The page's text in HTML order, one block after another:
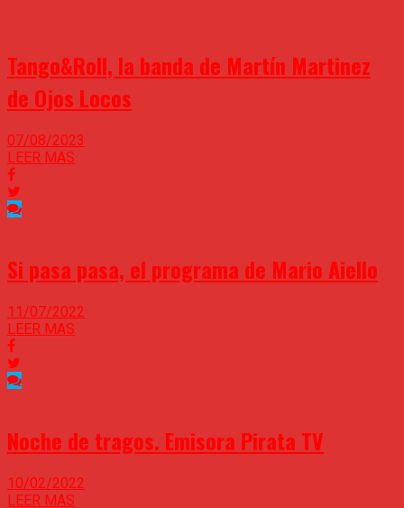
Tango&Roll, la banda de Martín Martinez
de Ojos Locos
07/08/2023
LEER MAS
Si pasa pasa, el programa de Mario Aiello
11/07/2022
LEER MAS
Noche de tragos. Emisora Pirata TV
10/02/2022
LEER MAS